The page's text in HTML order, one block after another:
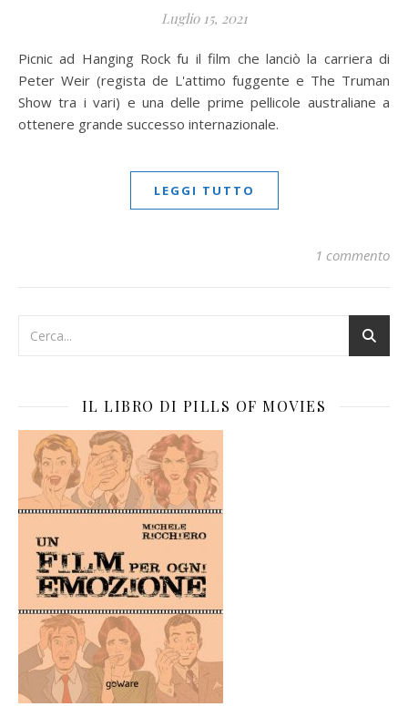
Luglio 15, 2021
Picnic ad Hanging Rock fu il film che lanciò la carriera di
Peter Weir (regista de L'attimo fuggente e The Truman
Show tra i vari) e una delle prime pellicole australiane a
ottenere grande successo internazionale.
LEGGI TUTTO
1 commento
IL LIBRO DI PILLS OF MOVIES